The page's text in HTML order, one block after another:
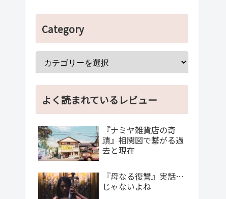
Category
よく読まれているレビュー
『ナミヤ雑貨店の奇
蹟』相関図で繋がる過
去と現在
『母なる復讐』実話…
じゃないよね